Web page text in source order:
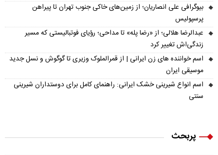
بیوگرافی علی انصاریان؛ از زمین‌های خاکی جنوب تهران تا پیراهن
پرسپولیس
عبدالرضا هلالی؛ از «رضا پله» تا مداحی؛ رؤیای فوتبالیستی که مسیر
زندگی‌اش تغییر کرد
اسم خواننده های زن ایرانی | از قمرالملوک وزیری تا گوگوش و نسل جدید
موسیقی ایران
اسم انواع شیرینی خشک ایرانی: راهنمای کامل برای دوستداران شیرینی
سنتی
پربحث